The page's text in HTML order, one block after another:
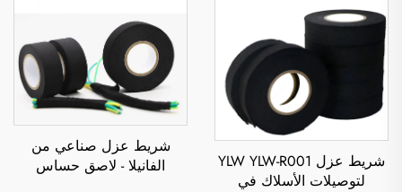
شريط عزل YLW YLW-R001
لتوصيلات الأسلاك في
شريط عزل صناعي من
الفانيلا - لاصق حساس